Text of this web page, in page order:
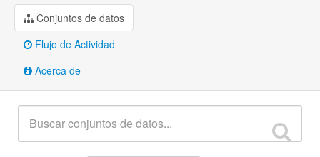
Conjuntos de datos
Flujo de Actividad
Acerca de